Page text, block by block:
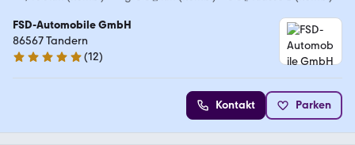
FSD-Automobile GmbH
86567 Tandern
4.8 Sterne
(12)
Kontakt Parken